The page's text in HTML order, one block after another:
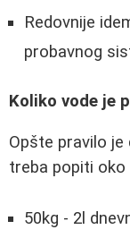
Redovnije
probavnog
Koliko vode je
Opšte pravilo je
treba popiti oko
50kg - 2l